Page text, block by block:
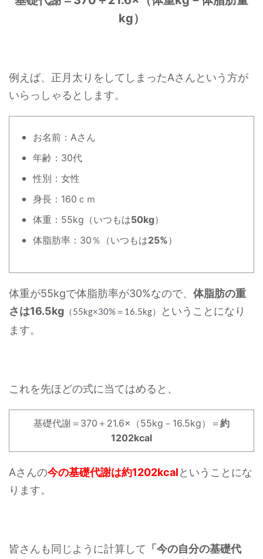
kg）
例えば、正月太りをしてしまったAさんという方が
いらっしゃるとします。
お名前：Aさん
年齢：30代
性別：女性
身長：160ｃｍ
体重：55kg（いつもは50kg）
体脂肪率：30％（いつもは25%）
体重が55kgで体脂肪率が30%なので、 体脂肪の重
さは16.5kg （55kg×30%＝16.5kg）
ということになり
ます。
これを先ほどの式に当てはめると、
基礎代謝＝370＋21.6×（55kg－16.5kg）＝ 約
1202kcal
Aさんの今の基礎代謝は約1202kcalということにな
ります。
皆さんも同じように計算して 「今の自分の基礎代